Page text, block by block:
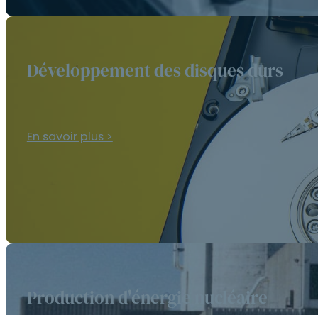
Développement des disques durs
En savoir plus >
Production d'énergie nucléaire